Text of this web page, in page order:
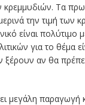
κρεμμυδιών. Τα
την τιμή των
είναι πολύτιμο
για το θέμα
ξέρουν αν θα
μεγάλη παραγωγή